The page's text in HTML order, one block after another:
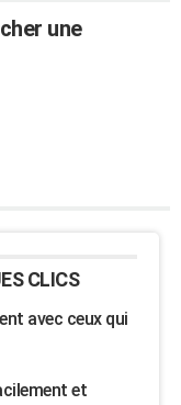
une
CLICS
avec ceux qui
et